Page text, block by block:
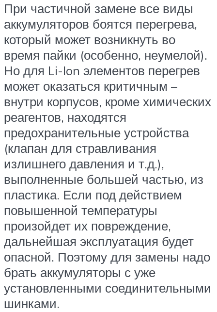
При частичной замене все виды
аккумуляторов боятся перегрева,
который может возникнуть во
время пайки (особенно, неумелой).
Но для Li-Ion элементов перегрев
может оказаться критичным –
внутри корпусов, кроме химических
реагентов, находятся
предохранительные устройства
(клапан для стравливания
излишнего давления и т.д.),
выполненные большей частью, из
пластика. Если под действием
повышенной температуры
произойдет их повреждение,
дальнейшая эксплуатация будет
опасной. Поэтому для замены надо
брать аккумуляторы с уже
установленными соединительными
шинками.